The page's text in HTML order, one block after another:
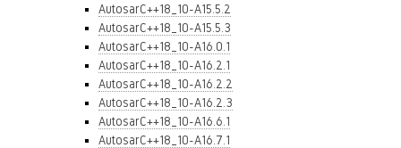
AutosarC++18_10-A15.5.2
AutosarC++18_10-A15.5.3
AutosarC++18_10-A16.0.1
AutosarC++18_10-A16.2.1
AutosarC++18_10-A16.2.2
AutosarC++18_10-A16.2.3
AutosarC++18_10-A16.6.1
AutosarC++18_10-A16.7.1